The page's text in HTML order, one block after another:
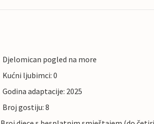
Djelomican pogled na more
Kućni ljubimci: 0
Godina adaptacije: 2025
Broj gostiju: 8